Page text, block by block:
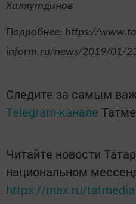
Халяутдинов
Подробнее: https://
inform.ru/news/2019/01/
Следите за самым
Telegram-канале
Читайте новости
национальном
https://max.ru/tatmedia